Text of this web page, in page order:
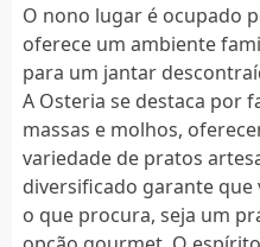
O nono lugar é ocupado
oferece um ambiente
para um jantar
A Osteria se destaca por
massas e molhos,
variedade de pratos
diversificado garante
o que procura, seja um